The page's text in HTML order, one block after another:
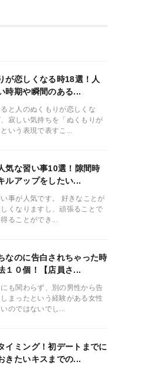
が恋しくなる時18選！人
時期や瞬間のある...
ると人のぬくもりが恋しくな
寂しい気持ちを「ぬくもりが
いう表現で表すこ...
気な習い事10選！隙間時
ルアップをしたい...
事が人気です。 好きなことが
くなりますし、頑張ることで
ることができ...
なのに告白されちゃった時
１０個！【店員さ...
も関わらず、別の男性から告
まったという経験がある女性
のではないでし...
イミング！初デートまでに
きたいキスまでの...